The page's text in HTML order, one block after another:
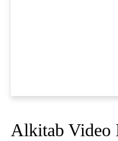
Alkitab Video